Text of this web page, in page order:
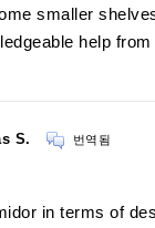
smaller
help
S. 번역됨
in terms of